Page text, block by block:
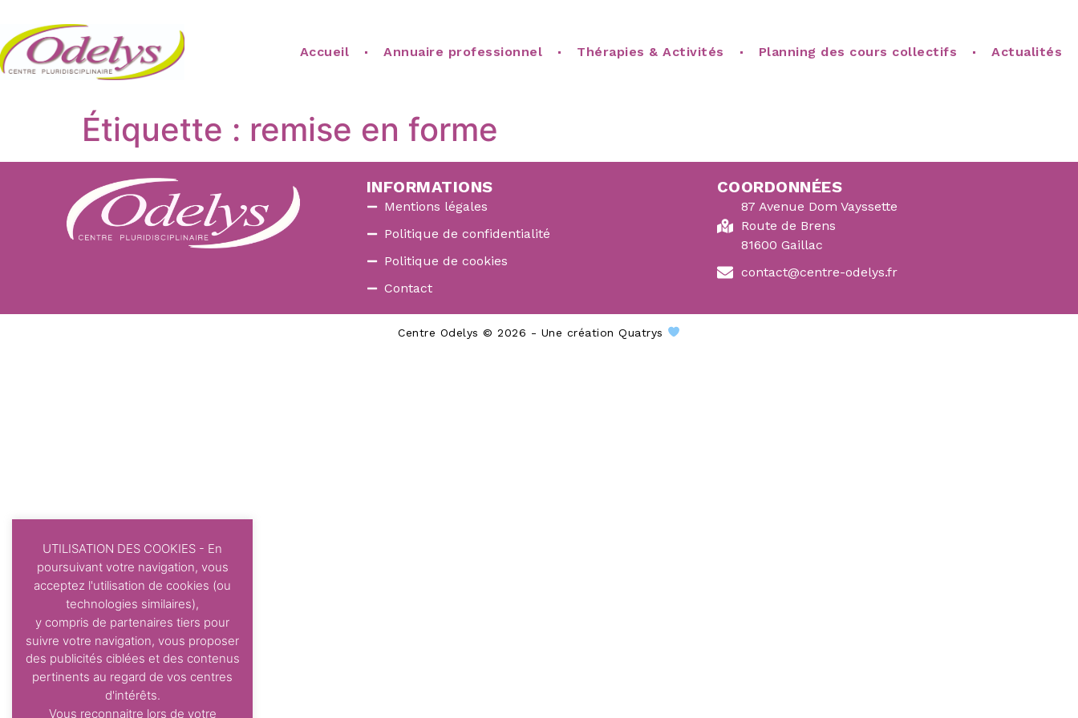
Accueil Annuaire professionnel Thérapies & Activités Planning des cours collectifs Actualités
Étiquette : remise en forme
INFORMATIONS
Mentions légales
Politique de confidentialité
Politique de cookies
Contact
COORDONNÉES
87 Avenue Dom Vayssette
Route de Brens
81600 Gaillac
contact@centre-odelys.fr
Centre Odelys © 2026 - Une création Quatrys
UTILISATION DES COOKIES - En
poursuivant votre navigation, vous
acceptez l'utilisation de cookies (ou
technologies similaires),
y compris de partenaires tiers pour
suivre votre navigation, vous proposer
des publicités ciblées et des contenus
pertinents au regard de vos centres
d'intérêts.
Vous reconnaitre lors de votre